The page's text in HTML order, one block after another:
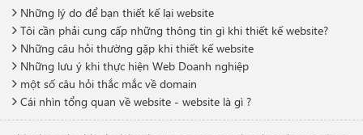
Những lý do để bạn thiết kế lại website
Tôi cần phải cung cấp những thông tin gì khi thiết kế website?
Những câu hỏi thường gặp khi thiết kế website
Những lưu ý khi thực hiện Web Doanh nghiệp
một số câu hỏi thắc mắc về domain
Cái nhìn tổng quan về website - website là gì ?